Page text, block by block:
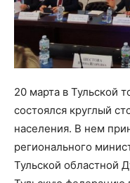
20 марта в Тульской
состоялся круглый
населения. В нем
регионального
Тульской областной